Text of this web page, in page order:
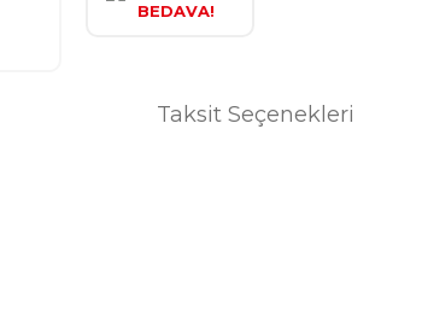
BEDAVA!
Taksit Seçenekleri